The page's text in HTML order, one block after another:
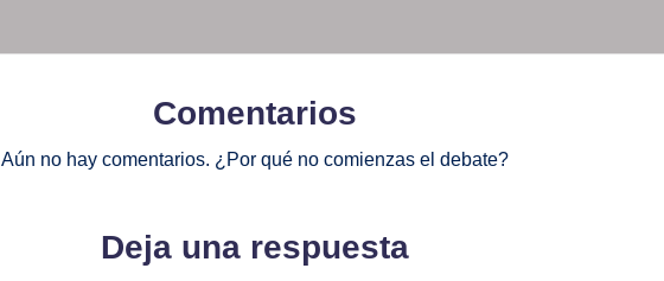
Comentarios
Aún no hay comentarios. ¿Por qué no comienzas el debate?
Deja una respuesta